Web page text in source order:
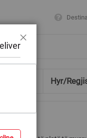
Këshilla Hyr/